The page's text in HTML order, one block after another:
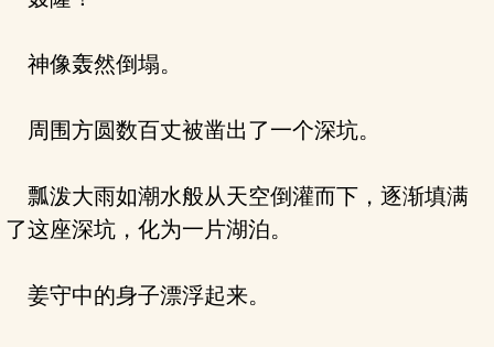
神像轰然倒塌。
周围方圆数百丈被凿出了一个深坑。
瓢泼大雨如潮水般从天空倒灌而下，逐渐填满
了这座深坑，化为一片湖泊。
姜守中的身子漂浮起来。